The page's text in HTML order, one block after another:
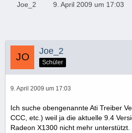
Joe_2 9. April 2009 um 17:03
Joe_2
Schüler
9. April 2009 um 17:03
Ich suche obengenannte Ati Treiber
CCC, etc.) weil ja die aktuelle 9.4
Radeon X1300 nicht mehr